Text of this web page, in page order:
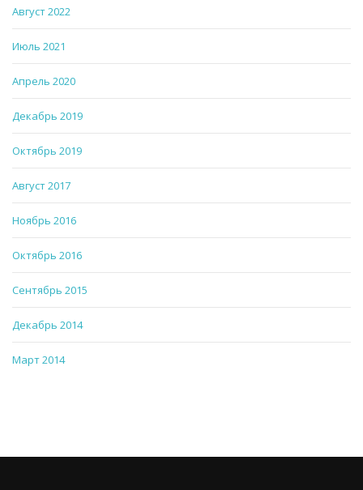
Август 2022
Июль 2021
Апрель 2020
Декабрь 2019
Октябрь 2019
Август 2017
Ноябрь 2016
Октябрь 2016
Сентябрь 2015
Декабрь 2014
Март 2014